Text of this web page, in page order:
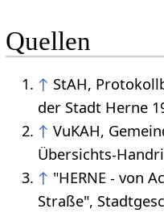
Quellen
↑ StAH,
der Stadt Herne
↑ VuKAH,
Übersichts-
↑ "HERNE - von
Straße",